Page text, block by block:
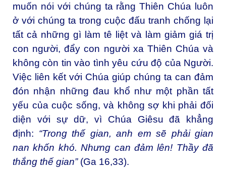
muốn nói với chúng ta rằng Thiên Chúa luôn
ở với chúng ta trong cuộc đấu tranh chống lại
tất cả những gì làm tê liệt và làm giảm giá trị
con người, đẩy con người xa Thiên Chúa và
không còn tin vào tình yêu cứu độ của Người.
Việc liên kết với Chúa giúp chúng ta can đảm
đón nhận những đau khổ như một phần tất
yếu của cuộc sống, và không sợ khi phải đối
diện với sự dữ, vì Chúa Giêsu đã khẳng
định: “Trong thế gian, anh em sẽ phải gian
nan khốn khó.Nhưng can đảm lên! Thầy đã
thắng thế gian”(Ga 16,33).